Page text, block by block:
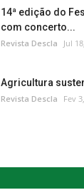
14ª edição do
com concerto...
Revista Descla Jul
Agricultura
Revista Descla Fev